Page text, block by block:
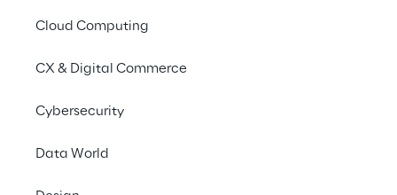
Cloud Computing
CX & Digital Commerce
Cybersecurity
Data World
Aktuelle Trends